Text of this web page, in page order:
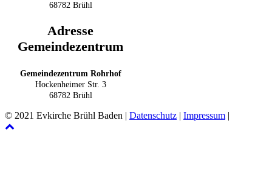
68782 Brühl
Adresse
Gemeindezentrum
Gemeindezentrum Rohrhof
Hockenheimer Str. 3
68782 Brühl
© 2021 Evkirche Brühl Baden | Datenschutz | Impressum |